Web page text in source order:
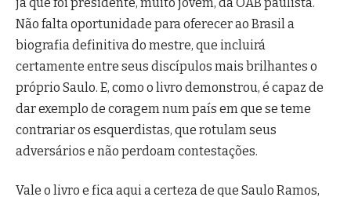
já que foi presidente, muito jovem, da OAB paulista.
Não falta oportunidade para oferecer ao Brasil a
biografia definitiva do mestre, que incluirá
certamente entre seus discípulos mais brilhantes o
próprio Saulo. E, como o livro demonstrou, é capaz de
dar exemplo de coragem num país em que se teme
contrariar os esquerdistas, que rotulam seus
adversários e não perdoam contestações.
Vale o livro e fica aqui a certeza de que Saulo Ramos,